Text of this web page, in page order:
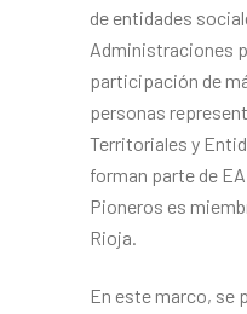
de entidades
Administraciones
participación de
personas
Territoriales y
forman parte de
Pioneros es
Rioja.
En este marco, se